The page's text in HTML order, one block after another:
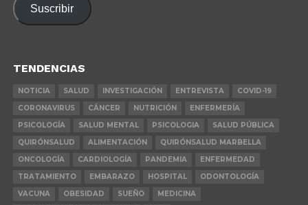
electrónico
Suscribir
TENDENCIAS
NOTICIA SALUD INVESTIGACIÓN ENTREVISTA
COVID-19
CORONAVIRUS
CÁNCER NUTRICIÓN
ENFERMERÍA
PSICOLOGÍA
SALUD MENTAL PSICOLOGIA
SALUD PÚBLICA
QUIRÓNSALUD
ALIMENTACIÓN
QUIRÓNSALUD MARBELLA
ONCOLOGÍA
CARDIOLOGÍA PANDEMIA
ENFERMEDAD
TRATAMIENTO
EMBARAZO HOSPITAL
ODONTOLOGÍA
VACUNA
OBESIDAD SUEÑO
MEDICINA